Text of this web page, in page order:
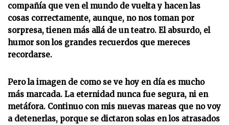
compañía que ven el mundo de vuelta y hacen las
cosas correctamente, aunque, no nos toman por
sorpresa, tienen más allá de un teatro. El absurdo, el
humor son los grandes recuerdos que mereces
recordarse.
Pero la imagen de como se ve hoy en día es mucho
más marcada. La eternidad nunca fue segura, ni en
metáfora. Continuo con mis nuevas mareas que no voy
a detenerlas, porque se dictaron solas en los atrasados